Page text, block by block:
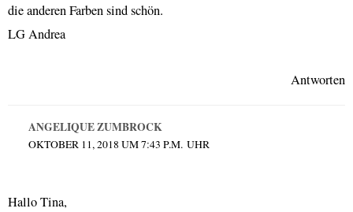
die anderen Farben sind schön.
LG Andrea
Antworten
ANGELIQUE ZUMBROCK
OKTOBER 11, 2018 UM 7:43 P.M. UHR
Hallo Tina,